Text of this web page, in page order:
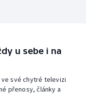
u sebe i na
ve své chytré televizi
přenosy, články a